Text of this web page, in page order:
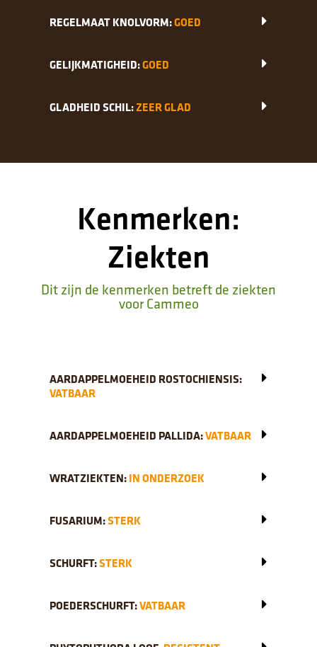
REGELMAAT KNOLVORM:GOED
GELIJKMATIGHEID:GOED
GLADHEID SCHIL:ZEER GLAD
Kenmerken:
Ziekten
Dit zijn de kenmerken betreft de ziekten
voor Cammeo
AARDAPPELMOEHEID ROSTOCHIENSIS:
VATBAAR
AARDAPPELMOEHEID PALLIDA:VATBAAR
WRATZIEKTEN:IN ONDERZOEK
FUSARIUM:STERK
SCHURFT:STERK
POEDERSCHURFT:VATBAAR